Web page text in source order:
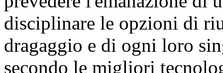
disciplinare le opzioni di
dragaggio e di ogni loro
secondo le migliori